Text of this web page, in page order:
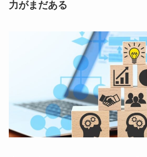
力がまだある